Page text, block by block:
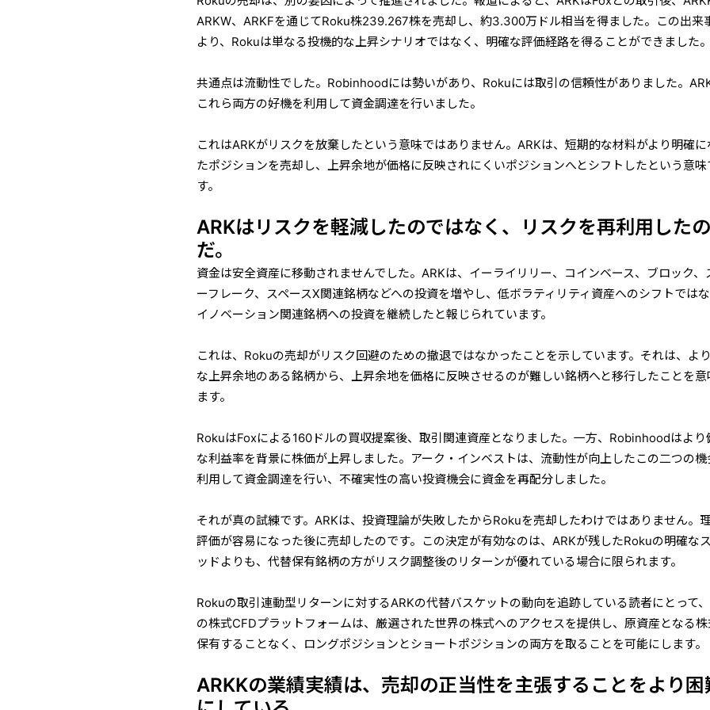
ARKW、ARKFを通じてRoku株239.267株を売却し、約3.300万ドル相当を得ました。この出来
より、Rokuは単なる投機的な上昇シナリオではなく、明確な評価経路を得ることができました。
共通点は流動性でした。Robinhoodには勢いがあり、Rokuには取引の信頼性がありました。
これら両方の好機を利用して資金調達を行いました。
これはARKがリスクを放棄したという意味ではありません。ARKは、短期的な材料がより明確に
たポジションを売却し、上昇余地が価格に反映されにくいポジションへとシフトしたという意味
す。
ARKはリスクを軽減したのではなく、リスクを再利用したの
だ。
資金は安全資産に移動されませんでした。ARKは、イーライリリー、コインベース、ブロック、
ーフレーク、スペースX関連銘柄などへの投資を増やし、低ボラティリティ資産へのシフトではな
イノベーション関連銘柄への投資を継続したと報じられています。
これは、Rokuの売却がリスク回避のための撤退ではなかったことを示しています。それは、よ
な上昇余地のある銘柄から、上昇余地を価格に反映させるのが難しい銘柄へと移行したことを意
ます。
RokuはFoxによる160ドルの買収提案後、取引関連資産となりました。一方、Robinhoodはより
な利益率を背景に株価が上昇しました。アーク・インベストは、流動性が向上したこの二つの機
利用して資金調達を行い、不確実性の高い投資機会に資金を再配分しました。
それが真の試練です。ARKは、投資理論が失敗したからRokuを売却したわけではありません。
評価が容易になった後に売却したのです。この決定が有効なのは、ARKが残したRokuの明確な
ッドよりも、代替保有銘柄の方がリスク調整後のリターンが優れている場合に限られます。
Rokuの取引連動型リターンに対するARKの代替バスケットの動向を追跡している読者にとって
の株式CFDプラットフォームは、厳選された世界の株式へのアクセスを提供し、原資産となる株
保有することなく、ロングポジションとショートポジションの両方を取ることを可能にします。
ARKKの業績実績は、売却の正当性を主張することをより困